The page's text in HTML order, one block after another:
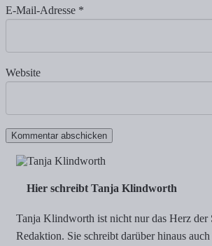
E-Mail-Adresse *
Website
Hier schreibt Tanja Klindworth
Tanja Klindworth ist nicht nur das Herz der
Redaktion. Sie schreibt darüber hinaus